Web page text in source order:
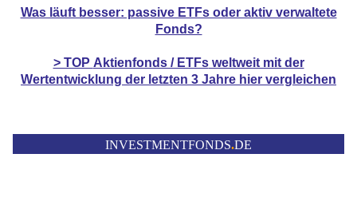
Was läuft besser: passive ETFs oder aktiv verwaltete
Fonds?
> TOP Aktienfonds / ETFsweltweit mit der
Wertentwicklung der letzten 3 Jahre hier vergleichen
INVESTMENTFONDS.DE